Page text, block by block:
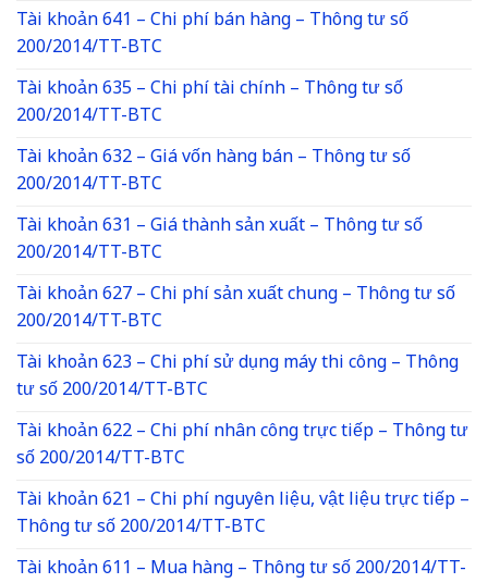
Tài khoản 641 – Chi phí bán hàng – Thông tư số
200/2014/TT-BTC
Tài khoản 635 – Chi phí tài chính – Thông tư số
200/2014/TT-BTC
Tài khoản 632 – Giá vốn hàng bán – Thông tư số
200/2014/TT-BTC
Tài khoản 631 – Giá thành sản xuất – Thông tư số
200/2014/TT-BTC
Tài khoản 627 – Chi phí sản xuất chung – Thông tư số
200/2014/TT-BTC
Tài khoản 623 – Chi phí sử dụng máy thi công – Thông
tư số 200/2014/TT-BTC
Tài khoản 622 – Chi phí nhân công trực tiếp – Thông tư
số 200/2014/TT-BTC
Tài khoản 621 – Chi phí nguyên liệu, vật liệu trực tiếp –
Thông tư số 200/2014/TT-BTC
Tài khoản 611 – Mua hàng – Thông tư số 200/2014/TT-